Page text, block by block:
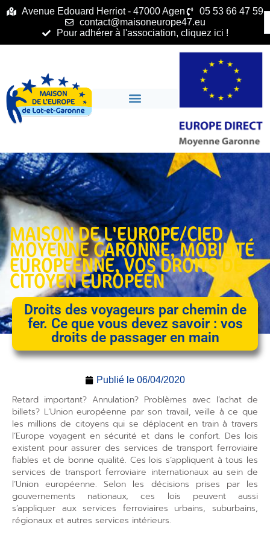
principalAvenue Edouard Herriot - 47000 Agen
05 53 66 47 59
contact@maisoneurope47.eu
Pour adhérer à l'association, cliquez ici !
MAISON DE L'EUROPE/CIED
MOYENNE GARONNE,MOBILITÉ
EUROPÉENNE,VOS DROITS DE
CITOYEN EUROPÉEN
Droits des voyageurs par chemin de
fer. Ce que vous devez savoir : vos
droits de passager en main
Publié le 06/04/2020
Retard important? Annulation? Problèmes avec l’achat de
billets? L’Union européenne par son travail, veille à ce que
les millions de citoyens qui se déplacent en train à travers
l’Europe voyagent en sécurité et dans le confort. Des lois
existent pour assurer des services de transport ferroviaire
fiables et de bonne qualité. Ces lois s’appliquent à tous les
services de transport ferroviaire internationaux au sein de
l’Union européenne. Selon les décisions prises par les
gouvernements nationaux, ces lois peuvent aussi
s’appliquer aux services ferroviaires urbains, suburbains,
régionaux et autres services intérieurs.